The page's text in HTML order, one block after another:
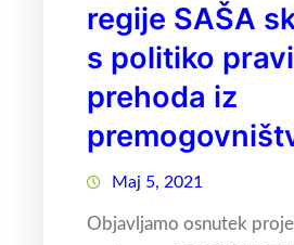
regije SAŠA
s politiko
prehoda iz
Maj 5, 2021
Objavljamo osnutek